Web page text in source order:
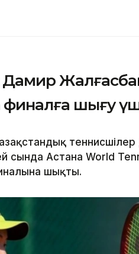
Дамир
шығу
сында Астана World
шықты.